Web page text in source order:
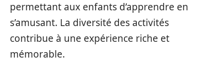
permettant aux enfants d’apprendre en
s’amusant. La diversité des activités
contribue à une expérience riche et
mémorable.